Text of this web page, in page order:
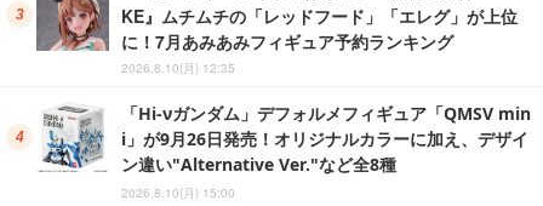
KE』ムチムチの「レッドフード」「エレグ」が上位
に！7月あみあみフィギュア予約ランキング
2026.8.10(月) 12:35
「Hi-νガンダム」デフォルメフィギュア「QMSV min
i」が9月26日発売！オリジナルカラーに加え、デザイ
ン違い"Alternative Ver."など全8種
2026.8.10(月) 15:00